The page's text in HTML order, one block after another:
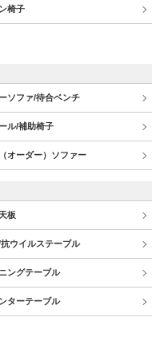
椅子
ソファ/待合ベンチ
ル/補助椅子
オーダー）ソファー
板
ウイルステーブル
ングテーブル
ターテーブル